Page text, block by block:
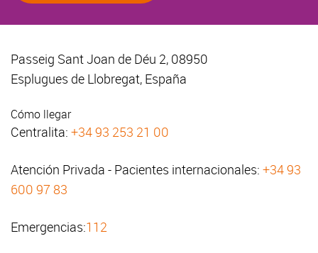
Passeig Sant Joan de Déu 2, 08950
Esplugues de Llobregat, España
Cómo llegar
Centralita: +34 93 253 21 00
Atención Privada - Pacientes internacionales: +34 93
600 97 83
Emergencias:112